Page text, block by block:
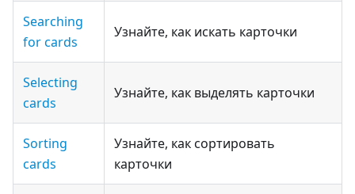
Searching
for cards
Узнайте, как искать карточки
Selecting
cards
Узнайте, как выделять карточки
Sorting
cards
Узнайте, как сортировать
карточки